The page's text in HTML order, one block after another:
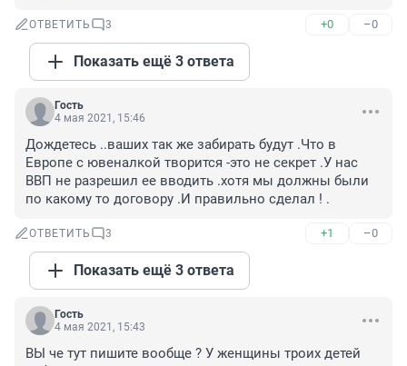
ОТВЕТИТЬ 3 +0 –0
Показать ещё 3 ответа
Гость
4 мая 2021, 15:46
Дождетесь ..ваших так же забирать будут .Что в
Европе с ювеналкой творится -это не секрет .У нас
ВВП не разрешил ее вводить .хотя мы должны были
по какому то договору .И правильно сделал ! .
ОТВЕТИТЬ 3 +1 –0
Показать ещё 3 ответа
Гость
4 мая 2021, 15:43
ВЫ че тут пишите вообще ? У женщины троих детей